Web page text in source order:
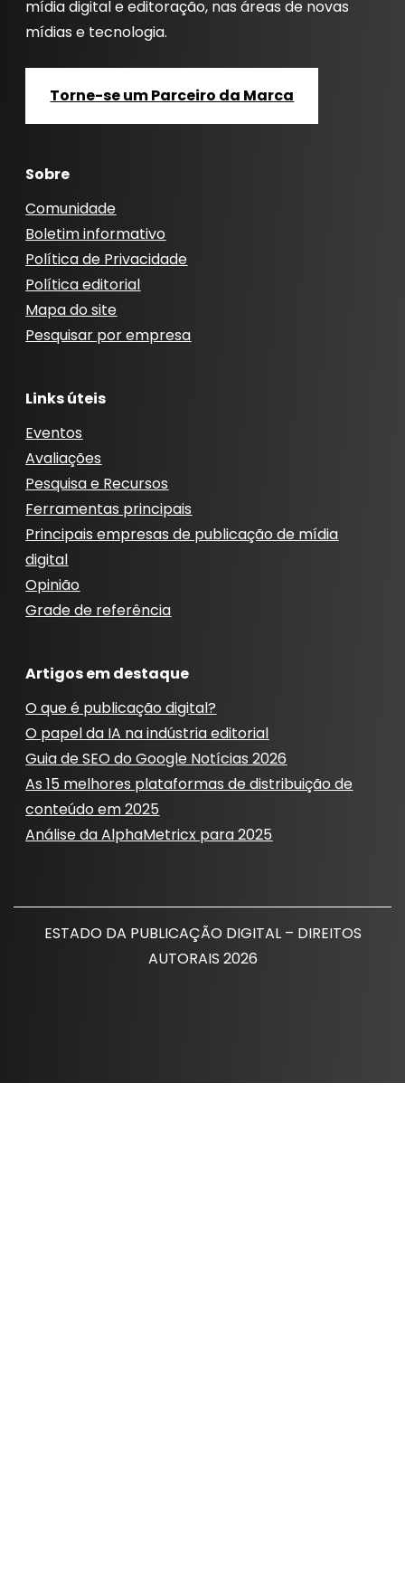
mídia digital e editoração, nas áreas de novas
mídias e tecnologia.
Torne-se um Parceiro da Marca
Sobre
Comunidade
Boletim informativo
Política de Privacidade
Política editorial
Mapa do site
Pesquisar por empresa
Links úteis
Eventos
Avaliações
Pesquisa e Recursos
Ferramentas principais
Principais empresas de publicação de mídia
digital
Opinião
Grade de referência
Artigos em destaque
O que é publicação digital?
O papel da IA ​​na indústria editorial
Guia de SEO do Google Notícias 2026
As 15 melhores plataformas de distribuição de
conteúdo em 2025
Análise da AlphaMetricx para 2025
ESTADO DA PUBLICAÇÃO DIGITAL – DIREITOS
AUTORAIS 2026